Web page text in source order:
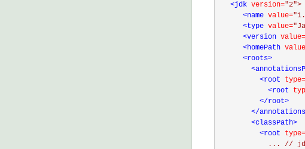
<jdk version="2">
<name value=
<type value=
<version value=
<homePath
<roots>
<
<root type=
<root
</root>
</
<classPath>
<root type=
... //